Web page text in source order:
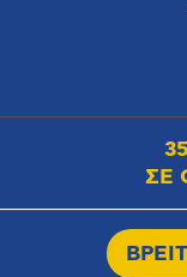
ΣΕ